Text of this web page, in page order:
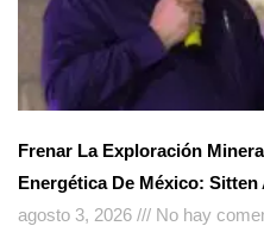
Frenar La Exploración
Energética De México: Sitten
agosto 3, 2026
No hay